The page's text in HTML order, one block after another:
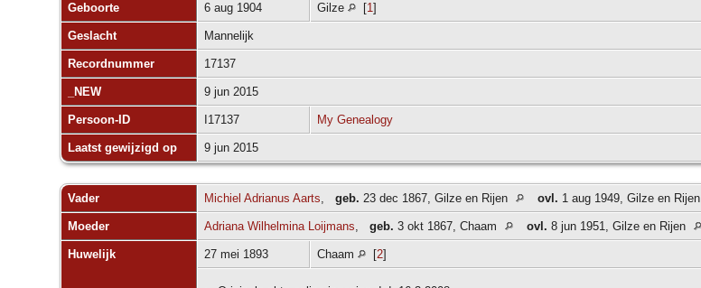
Geboorte 6 aug 1904 Gilze [1]
Geslacht Mannelijk
Recordnummer 17137
_NEW 9 jun 2015
Persoon-ID I17137 My Genealogy
Laatst gewijzigd op 9 jun 2015
Vader Michiel Adrianus Aarts, geb. 23 dec 1867, Gilze en Rijen ovl. 1 aug 1949, Gilze en Rijen
Moeder Adriana Wilhelmina Loijmans, geb. 3 okt 1867, Chaam ovl. 8 jun 1951, Gilze en Rijen
Huwelijk 27 mei 1893 Chaam [2]